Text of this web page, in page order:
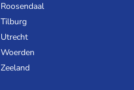
Roosendaal
Tilburg
Utrecht
Woerden
Zeeland